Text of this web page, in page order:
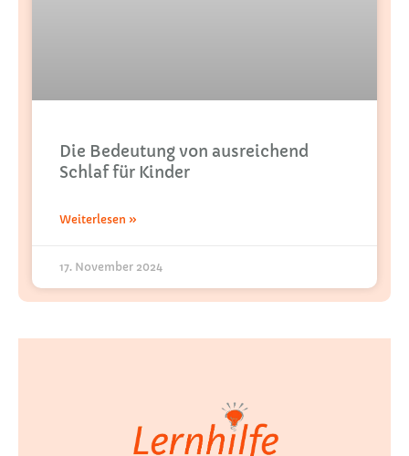
Die Bedeutung von ausreichend
Schlaf für Kinder
Weiterlesen »
17. November 2024